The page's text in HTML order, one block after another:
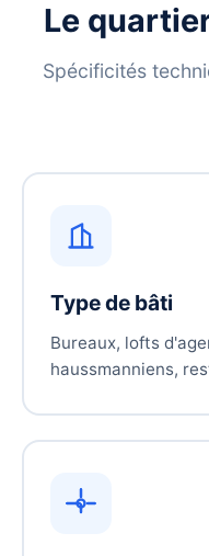
Le
Spécificités
Type de bâti
Bureaux, lofts
haussmanniens,